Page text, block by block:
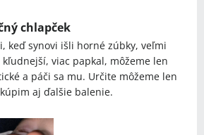
chlapček
keď synovi išli horné zúbky, veľmi
viac papkal, môžeme len
a páči sa mu. Určite môžeme len
aj ďalšie balenie.